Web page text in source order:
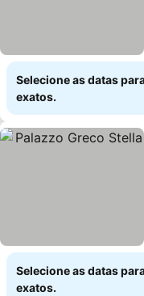
Selecione as datas
exatos.
Selecione as datas
exatos.